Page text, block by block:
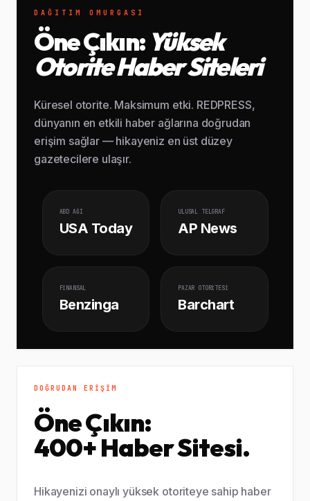
DAĞITIM OMURGASI
Öne Çıkın: Yüksek
Otorite Haber Siteleri
Küresel otorite. Maksimum etki. REDPRESS,
dünyanın en etkili haber ağlarına doğrudan
erişim sağlar — hikayeniz en üst düzey
gazetecilere ulaşır.
ABD AĞI
USA Today
ULUSAL TELGRAF
AP News
FINANSAL
Benzinga
PAZAR OTORITESI
Barchart
DOĞRUDAN ERIŞIM
Öne Çıkın:
400+ Haber Sitesi.
Hikayenizi onaylı yüksek otoriteye sahip haber